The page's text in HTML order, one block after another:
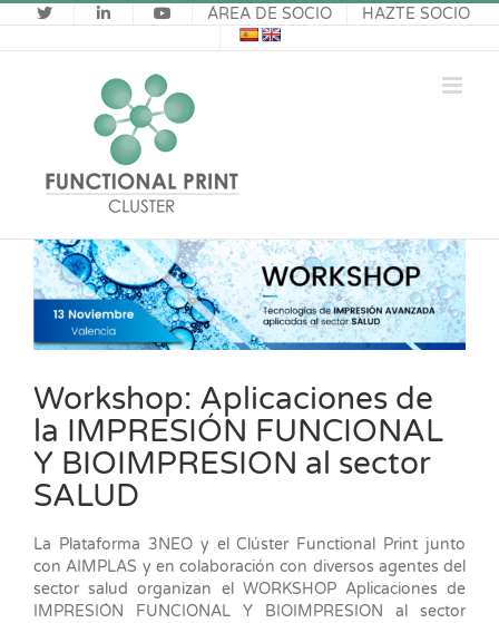
Saltar
al
contenido
ÁREA DE SOCIO HAZTE SOCIO
Ver
imagen
más
grande
Workshop: Aplicaciones de
la IMPRESIÓN FUNCIONAL
Y BIOIMPRESION al sector
SALUD
La Plataforma 3NEO y el Clúster Functional Print junto
con AIMPLAS y en colaboración con diversos agentes del
sector salud organizan el WORKSHOP Aplicaciones de
IMPRESIÓN FUNCIONAL Y BIOIMPRESION al sector